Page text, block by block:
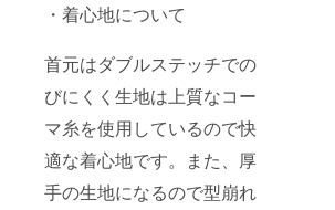
・着心地について
首元はダブルステッチでの
びにくく生地は上質なコー
マ糸を使用しているので快
適な着心地です。また、厚
手の生地になるので型崩れ